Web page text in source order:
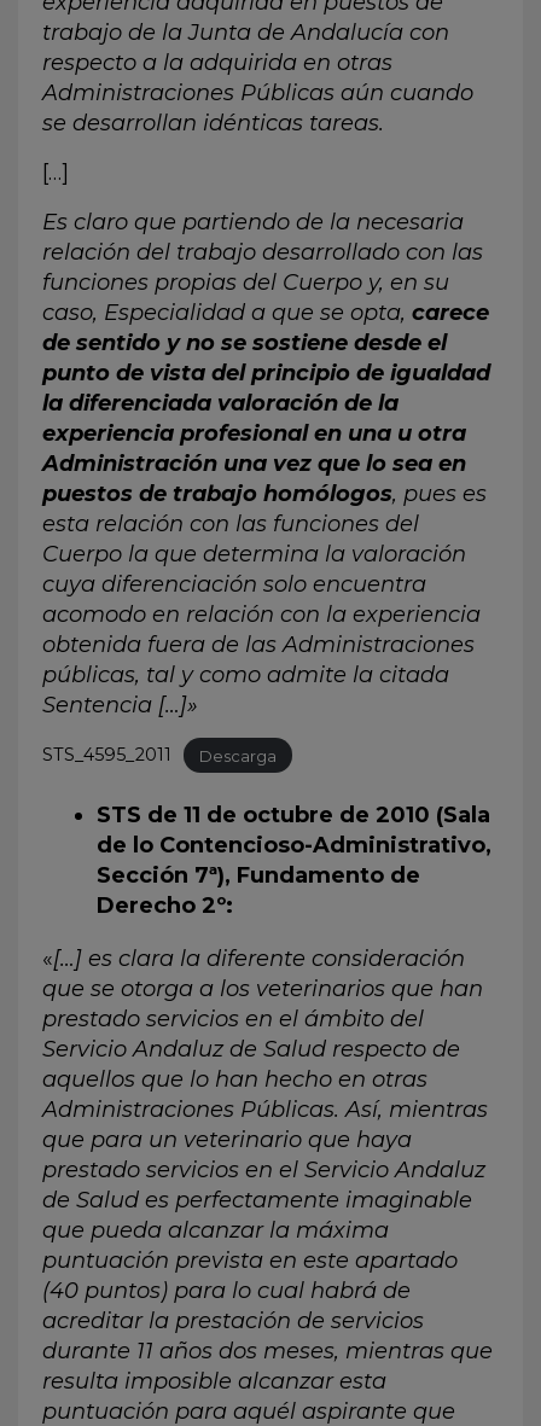
trabajo de la Junta de Andalucía con
respecto a la adquirida en otras
Administraciones Públicas aún cuando
se desarrollan idénticas tareas.
[…]
Es claro que partiendo de la necesaria
relación del trabajo desarrollado con las
funciones propias del Cuerpo y, en su
caso, Especialidad a que se opta, carece
de sentido y no se sostiene desde el
punto de vista del principio de igualdad
la diferenciada valoración de la
experiencia profesional en una u otra
Administración una vez que lo sea en
puestos de trabajo homólogos, pues es
esta relación con las funciones del
Cuerpo la que determina la valoración
cuya diferenciación solo encuentra
acomodo en relación con la experiencia
obtenida fuera de las Administraciones
públicas, tal y como admite la citada
Sentencia […]»
STS_4595_2011 Descarga
STS de 11 de octubre de 2010 (Sala
de lo Contencioso-Administrativo,
Sección 7ª), Fundamento de
Derecho 2º:
«[…] es clara la diferente consideración
que se otorga a los veterinarios que han
prestado servicios en el ámbito del
Servicio Andaluz de Salud respecto de
aquellos que lo han hecho en otras
Administraciones Públicas. Así, mientras
que para un veterinario que haya
prestado servicios en el Servicio Andaluz
de Salud es perfectamente imaginable
que pueda alcanzar la máxima
puntuación prevista en este apartado
(40 puntos) para lo cual habrá de
acreditar la prestación de servicios
durante 11 años dos meses, mientras que
resulta imposible alcanzar esta
puntuación para aquél aspirante que